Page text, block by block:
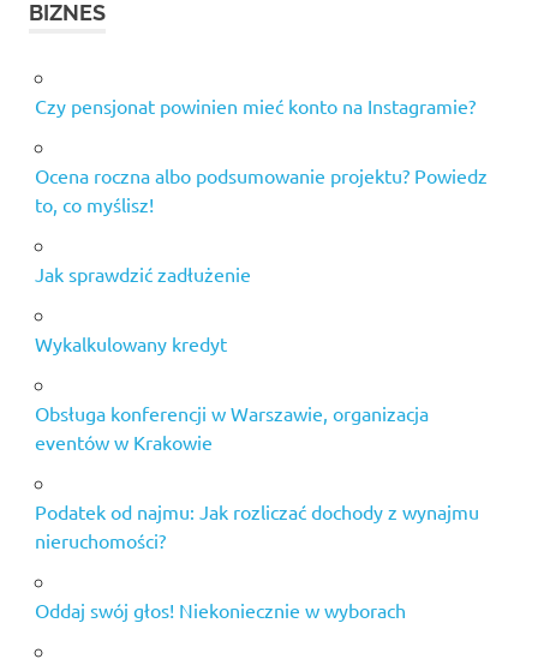
BIZNES
Czy pensjonat powinien mieć konto na Instagramie?
Ocena roczna albo podsumowanie projektu? Powiedz
to, co myślisz!
Jak sprawdzić zadłużenie
Wykalkulowany kredyt
Obsługa konferencji w Warszawie, organizacja
eventów w Krakowie
Podatek od najmu: Jak rozliczać dochody z wynajmu
nieruchomości?
Oddaj swój głos! Niekoniecznie w wyborach